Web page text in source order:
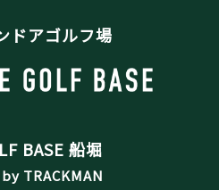
ドアゴルフ場
BASE 船堀
TRACKMAN